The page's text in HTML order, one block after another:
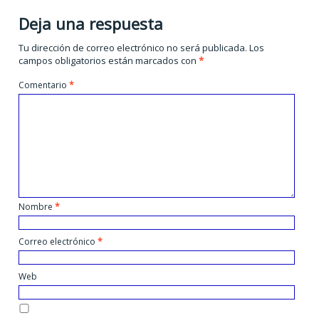
Deja una respuesta
Tu dirección de correo electrónico no será publicada. Los
campos obligatorios están marcados con*
Comentario*
Nombre*
Correo electrónico*
Web